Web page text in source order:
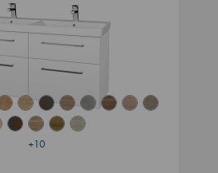
+10